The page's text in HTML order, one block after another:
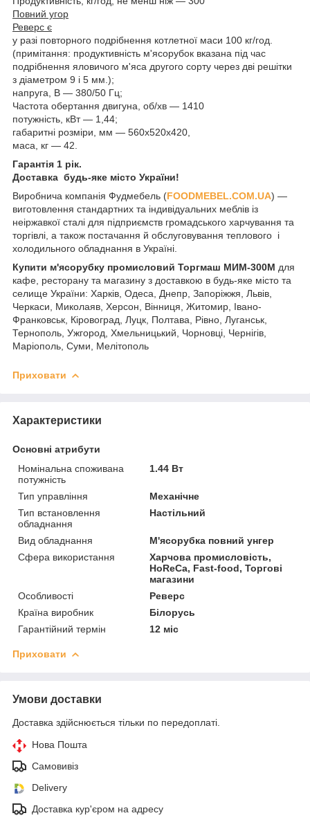
Повний угор
Реверс є
у разі повторного подрібнення котлетної маси 100 кг/год.
(примітання: продуктивність м'ясорубок вказана під час
подрібнення яловичого м'яса другого сорту через дві решітки
з діаметром 9 і 5 мм.);
напруга, В — 380/50 Гц;
Частота обертання двигуна, об/хв — 1410
потужність, кВт — 1,44;
габаритні розміри, мм — 560х520х420,
маса, кг — 42.
Гарантія 1 рік.
Доставка будь-яке місто України!
Виробнича компанія Фудмебель (FOODMEBEL.СOM.UA) —
виготовлення стандартних та індивідуальних меблів із
неіржавкої сталі для підприємств громадського харчування та
торгівлі, а також постачання й обслуговування теплового і
холодильного обладнання в Україні.
Купити м'ясорубку промисловий Торгмаш МИМ-300М для
кафе, ресторану та магазину з доставкою в будь-яке місто та
селище України: Харків, Одеса, Днепр, Запоріжжя, Львів,
Черкаси, Миколаяв, Херсон, Вінниця, Житомир, Івано-
Франковськ, Кіровоград, Луцк, Полтава, Рівно, Луганськ,
Тернополь, Ужгород, Хмельницький, Чорновці, Чернігів,
Маріополь, Суми, Мелітополь
Приховати
Характеристики
Основні атрибути
Номінальна споживана
потужність
1.44 Вт
Тип управління
Механічне
Тип встановлення
обладнання
Настільний
Вид обладнання
М'ясорубка повний унгер
Сфера використання
Харчова промисловість,
HoReCa, Fast-food, Торгові
магазини
Особливості
Реверс
Країна виробник
Білорусь
Гарантійний термін
12 міс
Приховати
Умови доставки
Доставка здійснюється тільки по передоплаті.
Нова Пошта
Самовивіз
Delivery
Доставка кур'єром на адресу